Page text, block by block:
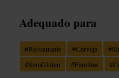
Adequado para
#Restaurante #Cerveja #
#SemGluten #Familias #